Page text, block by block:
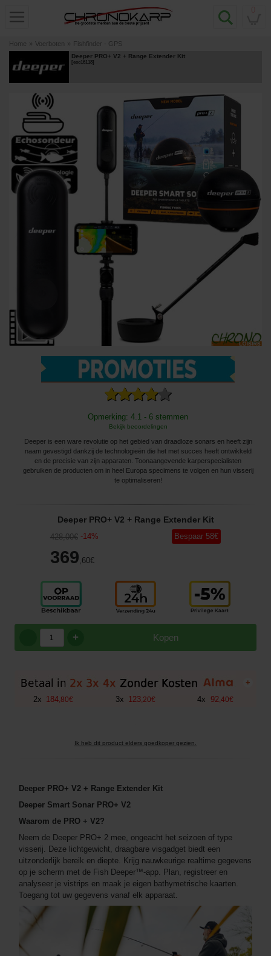
Home » Voerboten » Fishfinder - GPS
Deeper PRO+ V2 + Range Extender Kit
[esc16118]
Opmerking: 4.1 - 6 stemmen
Bekijk beoordelingen
Deeper is een ware revolutie op het gebied van draadloze sonars en heeft zijn
naam gevestigd dankzij de technologieën die het met succes heeft ontwikkeld
en de precisie van zijn apparaten. Toonaangevende karperspecialisten
gebruiken de producten om in heel Europa specimens te volgen en hun visserij
te optimaliseren!
Deeper PRO+ V2 + Range Extender Kit
428,00€ -14%
369 ,60€
Bespaar 58€
Kopen
+
+
2x 184 ,80€ 3x 123, 20€ 4x 92 40€
Ik heb dit product elders goedkoper gezien.
Deeper PRO+ V2 + Range Extender Kit
Deeper Smart Sonar PRO+ V2
Waarom de PRO + V2?
Neem de Deeper PRO+ 2 mee, ongeacht het seizoen of type
visserij. Deze lichtgewicht, draagbare visgadget biedt een
uitzonderlijk bereik en diepte. Krijg nauwkeurige realtime gegevens
op je scherm met de Fish Deeper™-app. Plan, registreer en
analyseer je vistrips en maak je eigen bathymetrische kaarten.
Toegang tot uw gegevens vanaf elk apparaat.